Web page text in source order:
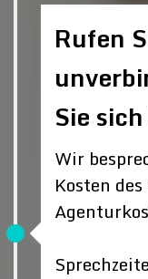
Rufen
Sie
Wir
Kosten